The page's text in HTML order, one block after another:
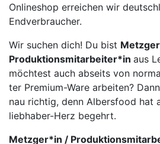
Onlineshop erreichen wir
Endverbraucher.
Wir su­chen dich! Du bist
Pro­duk­ti­ons­mit­ar­bei­ter*in aus
möch­test auch ab­seits von
ter Pre­mi­um-Wa­re ar­bei­ten?
nau rich­tig, denn Al­bers­food hat
lieb­ha­ber-Herz be­gehrt.
Metzger*in /